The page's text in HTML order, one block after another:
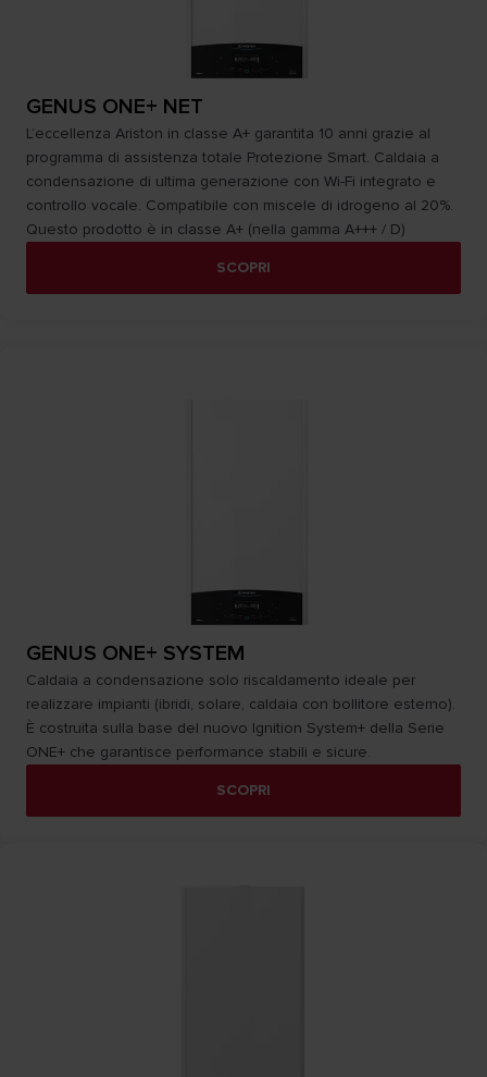
GENUS ONE+ NET
L’eccellenza Ariston in classe A+ garantita 10 anni grazie al
programma di assistenza totale Protezione Smart. Caldaia a
condensazione di ultima generazione con Wi-Fi integrato e
controllo vocale. Compatibile con miscele di idrogeno al 20%.
Questo prodotto è in classe A+ (nella gamma A+++ / D)
SCOPRI
GENUS ONE+ SYSTEM
Caldaia a condensazione solo riscaldamento ideale per
realizzare impianti (ibridi, solare, caldaia con bollitore esterno).
È costruita sulla base del nuovo Ignition System+ della Serie
ONE+ che garantisce performance stabili e sicure.
SCOPRI